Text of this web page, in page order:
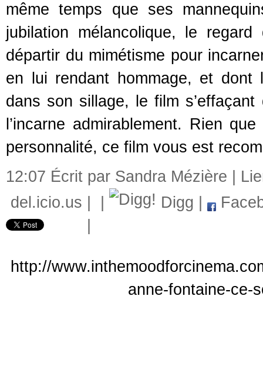
même temps que ses
jubilation mélancolique, le
départir du mimétisme pour
en lui rendant hommage, et dont
dans son sillage, le film
l’incarne admirablement. Rien
personnalité, ce film vous est
12:07 Écrit par Sandra Mézière |
del.icio.us
Digg
http://
anne-fontaine-ce-